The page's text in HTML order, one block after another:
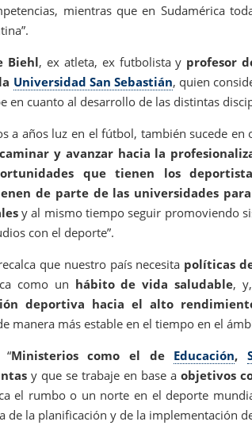
mientras que en Sudamérica
Biehl, ex atleta, ex futbolista y profesor
Universidad San Sebastián, quien
en cuanto al desarrollo de las distintas
a años luz en el fútbol, también sucede
caminar y avanzar hacia la
que tienen los
de parte de las universidades
y al mismo tiempo seguir promoviendo
con el deporte”.
que nuestro país necesita políticas
como un hábito de vida saludable,
deportiva hacia el alto
manera más estable en el tiempo en el
“Ministerios como el de Educación,
y que se trabaje en base a objetivos
el rumbo o un norte en el deporte
de la planificación y de la implementación